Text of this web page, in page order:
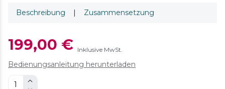
Beschreibung Zusammensetzung
199,00 € Inklusive MwSt.
Bedienungsanleitung herunterladen